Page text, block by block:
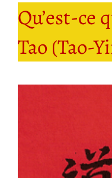
Qu’est-ce
Tao (Tao-